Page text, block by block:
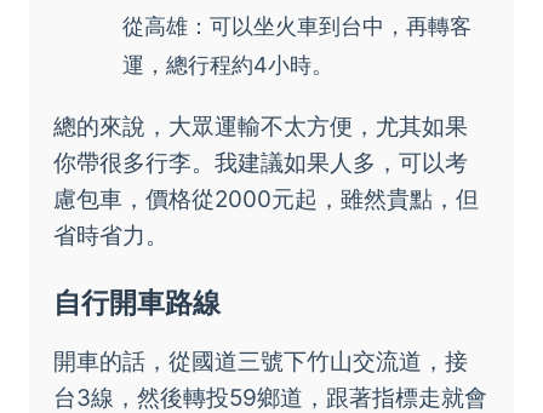
從高雄：可以坐火車到台中，再轉客
運，總行程約4小時。
總的來說，大眾運輸不太方便，尤其如果
你帶很多行李。我建議如果人多，可以考
慮包車，價格從2000元起，雖然貴點，但
省時省力。
自行開車路線
開車的話，從國道三號下竹山交流道，接
台3線，然後轉投59鄉道，跟著指標走就會